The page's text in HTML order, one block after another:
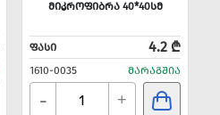
ᲛᲘᲙᲠᲝᲤᲘᲑᲠᲐ 40*40ᲡᲛ
ᲤᲐᲡᲘ 4.2 ₾
1610-0035 ᲛᲐᲠᲐᲒᲨᲘᲐ
- +